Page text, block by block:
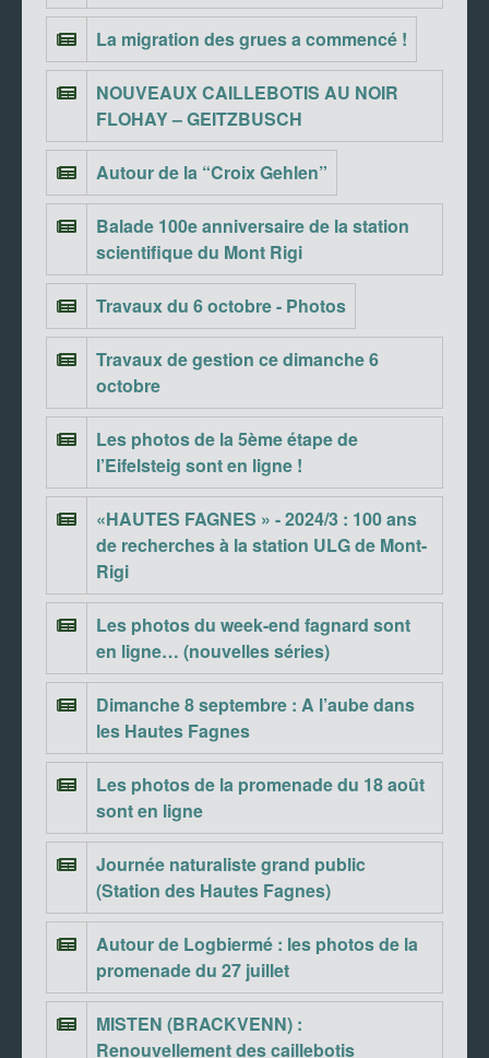
La migration des grues a commencé !
NOUVEAUX CAILLEBOTIS AU NOIR
FLOHAY – GEITZBUSCH
Autour de la “Croix Gehlen”
Balade 100e anniversaire de la station
scientifique du Mont Rigi
Travaux du 6 octobre - Photos
Travaux de gestion ce dimanche 6
octobre
Les photos de la 5ème étape de
l’Eifelsteig sont en ligne !
«HAUTES FAGNES » - 2024/3 : 100 ans
de recherches à la station ULG de Mont-
Rigi
Les photos du week-end fagnard sont
en ligne… (nouvelles séries)
Dimanche 8 septembre : A l’aube dans
les Hautes Fagnes
Les photos de la promenade du 18 août
sont en ligne
Journée naturaliste grand public
(Station des Hautes Fagnes)
Autour de Logbiermé : les photos de la
promenade du 27 juillet
MISTEN (BRACKVENN) :
Renouvellement des caillebotis